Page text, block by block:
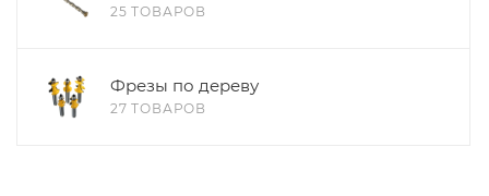
25 ТОВАРОВ
Фрезы по дереву
27 ТОВАРОВ